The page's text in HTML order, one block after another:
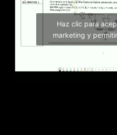
Haz clic para
marketing y